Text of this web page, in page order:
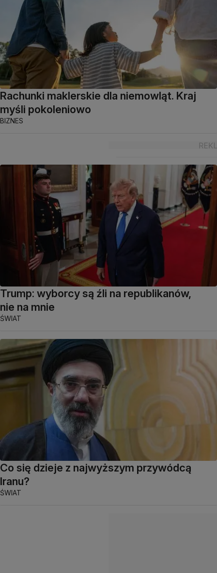
Rachunki maklerskie dla niemowląt. Kraj
myśli pokoleniowo
BIZNES
Trump: wyborcy są źli na republikanów,
nie na mnie
ŚWIAT
Co się dzieje z najwyższym przywódcą
Iranu?
ŚWIAT